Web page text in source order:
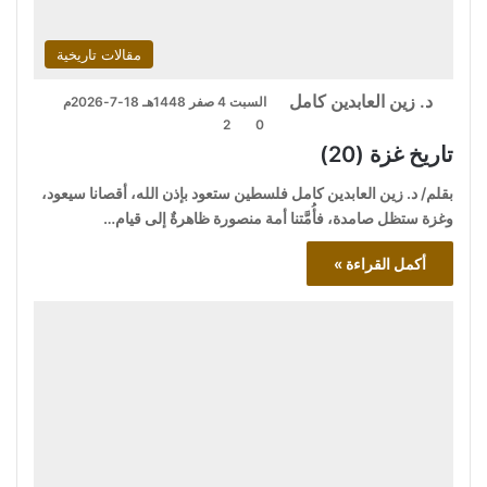
مقالات تاريخية
د. زين العابدين كامل
السبت 4 صفر 1448هـ 18-7-2026م
0
2
تاريخ غزة (20)
بقلم/ د. زين العابدين كامل فلسطين ستعود بإذن الله، أقصانا سيعود،
وغزة ستظل صامدة، فأُمَّتنا أمة منصورة ظاهرةٌ إلى قيام…
أكمل القراءة »